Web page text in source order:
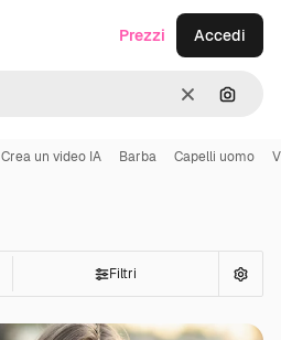
CancellaCerca
Prezzi Accedi
Crea un video IA Barba Capelli uomo
Filtri